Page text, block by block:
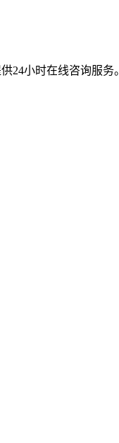
小时在线咨询服